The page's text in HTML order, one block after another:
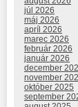
júl 2026
máj 2026
apríl 2026
marec 2026
február 2026
január 2026
december
november
október 2025
september